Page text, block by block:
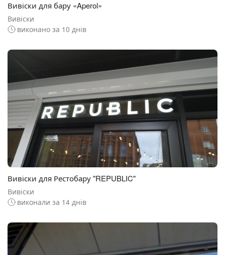
Вивіски для бару «Aperol»
Вивіски
виконано за 10 днів
Вивіски для Рестобару "REPUBLIC"
Вивіски
виконали за 14 днів